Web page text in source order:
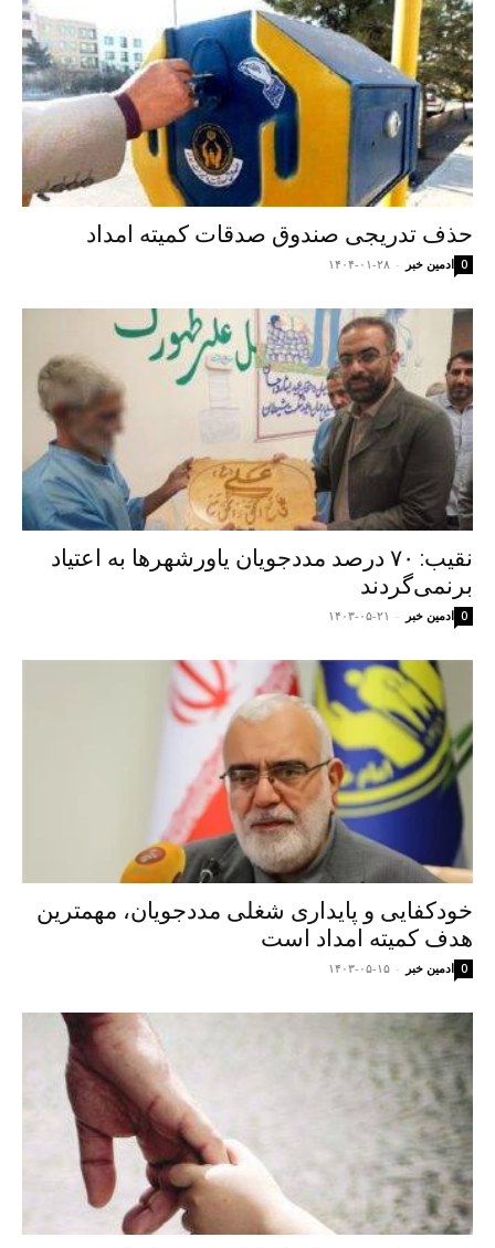
حذف تدریجی صندوق صدقات کمیته امداد
ادمین خبر - ۱۴۰۴-۰۱-۲۸ 0
نقیب: ۷۰ درصد مددجویان یاورشهرها به اعتیاد
برنمی‌گردند
ادمین خبر - ۱۴۰۳-۰۵-۲۱ 0
خودکفایی و پایداری شغلی مددجویان، مهمترین
هدف کمیته امداد است
ادمین خبر - ۱۴۰۳-۰۵-۱۵ 0